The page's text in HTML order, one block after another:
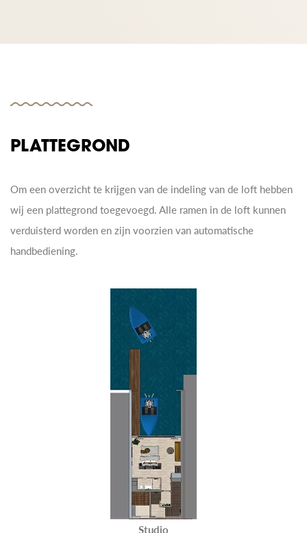
PLATTEGROND
Om een overzicht te krijgen van de indeling van de loft hebben
wij een plattegrond toegevoegd. Alle ramen in de loft kunnen
verduisterd worden en zijn voorzien van automatische
handbediening.
Studio